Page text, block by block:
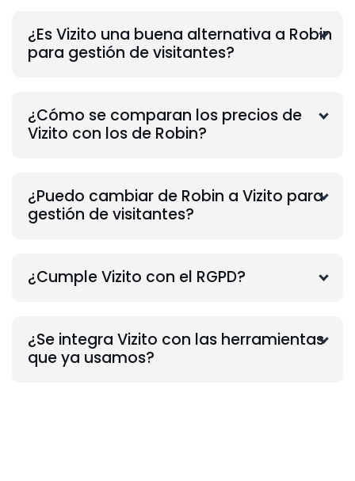
¿Es Vizito una buena alternativa a Robin
para gestión de visitantes?
¿Cómo se comparan los precios de
Vizito con los de Robin?
¿Puedo cambiar de Robin a Vizito para
gestión de visitantes?
¿Cumple Vizito con el RGPD?
¿Se integra Vizito con las herramientas
que ya usamos?